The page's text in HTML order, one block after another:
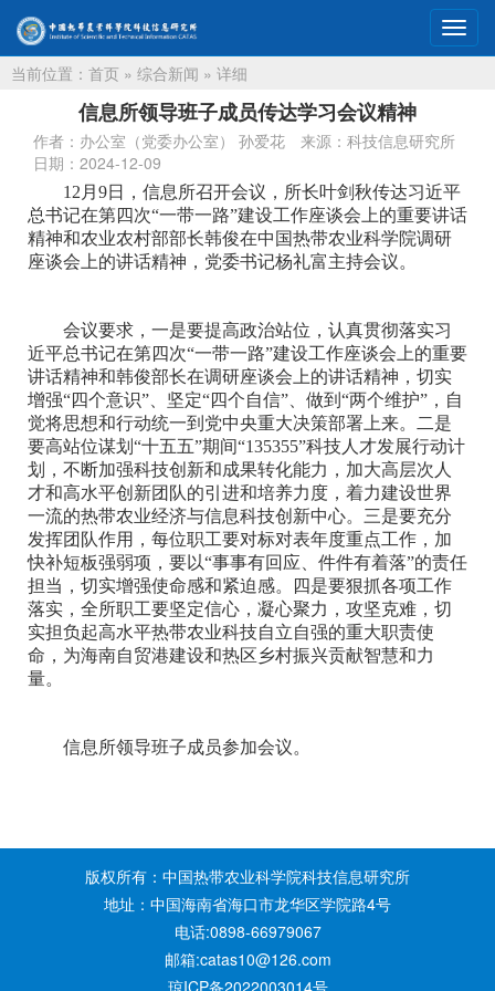
切
换
当前位置： 首页 » 综合新闻 » 详细
信息所领导班子成员传达学习会议精神
作者：办公室（党委办公室） 孙爱花
来源：科技信息研究所
日期：2024-12-09
12月9日，信息所召开会议，所长叶剑秋传达习近平
总书记在第四次“一带一路”建设工作座谈会上的重要讲话
精神和农业农村部部长韩俊在中国热带农业科学院调研
座谈会上的讲话精神，党委书记杨礼富主持会议。
会议要求，一是要提高政治站位，认真贯彻落实习
近平总书记在第四次“一带一路”建设工作座谈会上的重要
讲话精神和韩俊部长在调研座谈会上的讲话精神，切实
增强“四个意识”、坚定“四个自信”、做到“两个维护”，自
觉将思想和行动统一到党中央重大决策部署上来。二是
要高站位谋划“十五五”期间“135355”科技人才发展行动计
划，不断加强科技创新和成果转化能力，加大高层次人
才和高水平创新团队的引进和培养力度，着力建设世界
一流的热带农业经济与信息科技创新中心。三是要充分
发挥团队作用，每位职工要对标对表年度重点工作，加
快补短板强弱项，要以“事事有回应、件件有着落”的责任
担当，切实增强使命感和紧迫感。四是要狠抓各项工作
落实，全所职工要坚定信心，凝心聚力，攻坚克难，切
实担负起高水平热带农业科技自立自强的重大职责使
命，为海南自贸港建设和热区乡村振兴贡献智慧和力
量。
信息所领导班子成员参加会议。
版权所有：中国热带农业科学院科技信息研究所
地址：中国海南省海口市龙华区学院路4号
电话:0898-66979067
邮箱:catas10@126.com
琼ICP备2022003014号